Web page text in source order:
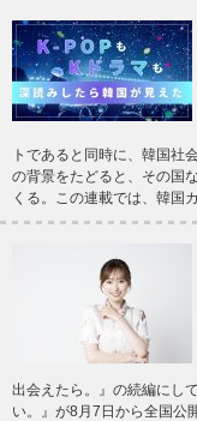
トであると同時に、韓国社
の背景をたどると、その国
くる。この連載では、韓国
出会えたら。』の続編にし
い。』が8月7日から全国公